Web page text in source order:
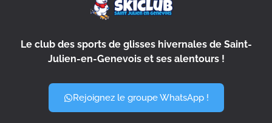
Le club des sports de glisses hivernales de Saint-
Julien-en-Genevois et ses alentours !
Rejoignez le groupe WhatsApp !